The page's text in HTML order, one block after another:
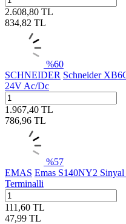
2.608,80 TL
834,82 TL
%60
SCHNEIDER Schneider
24V Ac/Dc
1.967,40 TL
786,96 TL
%57
EMAS Emas S140NY2
Terminalli
111,60 TL
47,99 TL